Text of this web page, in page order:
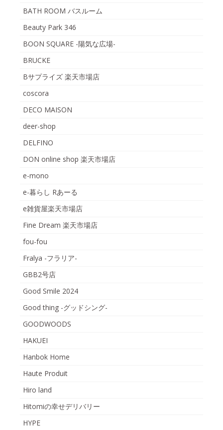
BATH ROOM バスルーム
Beauty Park 346
BOON SQUARE -陽気な広場-
BRUCKE
Bサプライズ 楽天市場店
coscora
DECO MAISON
deer-shop
DELFINO
DON online shop 楽天市場店
e-mono
e-暮らし Rあーる
e雑貨屋楽天市場店
Fine Dream 楽天市場店
fou-fou
Fralya -フラリア-
GBB2号店
Good Smile 2024
Good thing -グッドシング-
GOODWOODS
HAKUEI
Hanbok Home
Haute Produit
Hiro land
Hitomiの幸せデリバリー
HYPE